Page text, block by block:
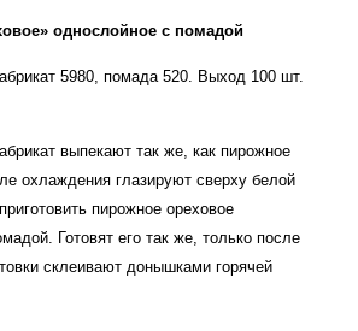
однослойное с помадой
5980, помада 520. Выход 100 шт.
выпекают так же, как пирожное
охлаждения глазируют сверху белой
пирожное ореховое
Готовят его так же, только после
склеивают донышками горячей